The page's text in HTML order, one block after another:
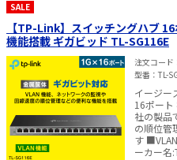
SALE
【TP-Link】スイッチングハブ
機能搭載 ギガビッド TL-SG116E
注文コード
型番
TL-
イージー
16ポート
社の製品です。 ■ネットワーク
の順位
す
ーカー名:TP-